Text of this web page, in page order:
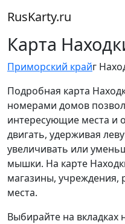
RusKarty.ru
Карта
Приморский крайг
Подробная карта
номерами домов
интересующие места и
двигать, удерживая
увеличивать или
мышки. На карте
магазины, учреждения,
места.
Выбирайте на